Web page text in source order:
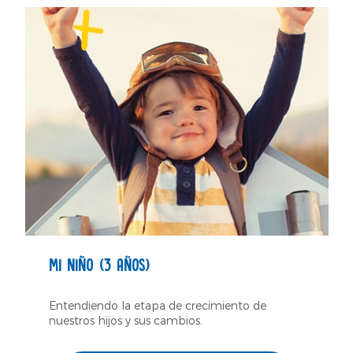
MI NIÑO (3 AÑOS)
Entendiendo la etapa de crecimiento de
nuestros hijos y sus cambios.